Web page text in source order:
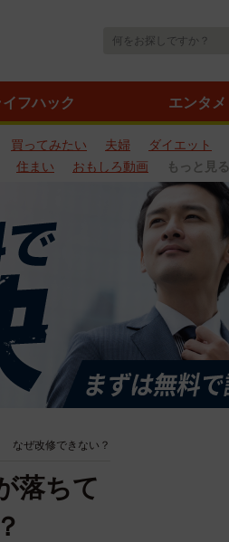
イフハック エンタメ
買ってみたい 夫婦 ダイエット
住まい おもしろ動画 もっと見る
なぜ改修できない？
落ちて